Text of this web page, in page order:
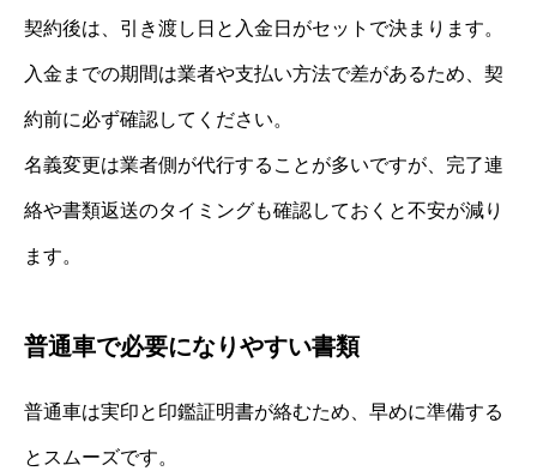
契約後は、引き渡し日と入金日がセットで決まります。
入金までの期間は業者や支払い方法で差があるため、契
約前に必ず確認してください。
名義変更は業者側が代行することが多いですが、完了連
絡や書類返送のタイミングも確認しておくと不安が減り
ます。
普通車で必要になりやすい書類
普通車は実印と印鑑証明書が絡むため、早めに準備する
とスムーズです。